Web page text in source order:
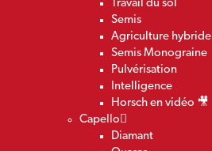
Travail du sol
Semis
Agriculture hybride
Semis Monograine
Pulvérisation
Intelligence
Horsch en vidéo 🎥
Capello
Diamant